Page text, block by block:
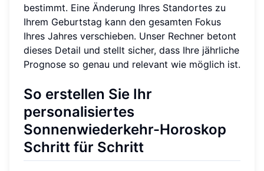
bestimmt. Eine Änderung Ihres Standortes zu
Ihrem Geburtstag kann den gesamten Fokus
Ihres Jahres verschieben. Unser Rechner betont
dieses Detail und stellt sicher, dass Ihre jährliche
Prognose so genau und relevant wie möglich ist.
So erstellen Sie Ihr
personalisiertes
Sonnenwiederkehr-Horoskop
Schritt für Schritt